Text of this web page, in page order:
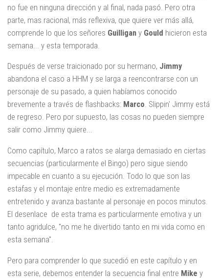
no fue en ninguna dirección y al final, nada pasó. Pero otra
parte, mas racional, más reflexiva, que quiere ver más allá,
comprende lo que los señores Guilligan y Gould hicieron esta
semana... y esta temporada.
Después de verse traicionado por su hermano, Jimmy
abandona el caso a HHM y se larga a reencontrarse con un
personaje de su pasado, a quien habíamos conocido
brevemente a través de flashbacks: Marco. Slippin' Jimmy está
de regreso. Pero por supuesto, las cosas no pueden siempre
salir como Jimmy quiere...
Como capítulo, Marco a ratos se alarga demasiado en ciertas
secuencias (particularmente el Bingo) pero sigue siendo
impecable en cuanto a su ejecución. Todo lo que son las
estafas y el montaje entre medio es extremadamente
entretenido y avanza bastante al personaje en pocos minutos.
El desenlace de esta trama es particularmente emotiva y un
tanto agridulce, "no me he divertido tanto en mi vida como en
esta semana".
Pero para comprender lo que sucedió en este capítulo y en
esta serie, debemos entender la secuencia final entre Mike y